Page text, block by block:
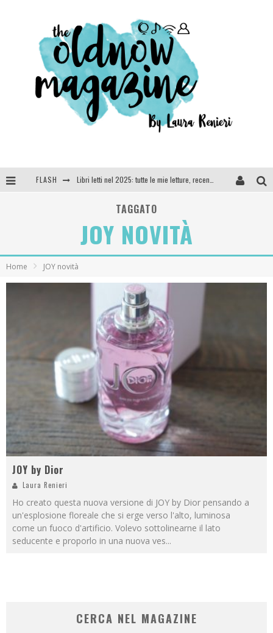
FLASH
SEE YOU AT 5 | Chanel
Anya Taylor-Joy, Jisoo e Willow Smith protagoniste della nuova campagna Dior Addict
TAGGATO
JOY NOVITÀ
Home JOY novità
JOY by Dior
Laura Renieri
Ho creato questa nuova versione di JOY by Dior pensando a
un'esplosione floreale che si erge verso l'alto, luminosa
come un fuoco d'artificio. Volevo sottolinearne il lato
seducente e proporlo in una nuova ves...
CERCA NEL MAGAZINE